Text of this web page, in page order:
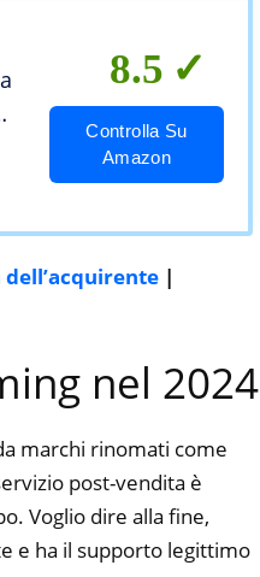
8.5
Controlla Su
Amazon
dell’acquirente |
nel 2024
marchi rinomati come
post-vendita è
Voglio dire alla fine,
e ha il supporto legittimo